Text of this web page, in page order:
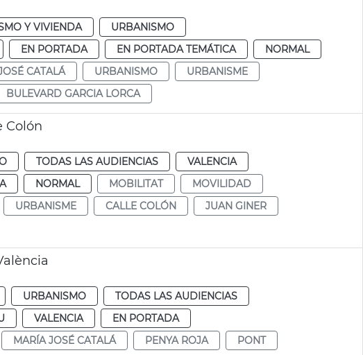
Y VIVIENDA
URBANISMO
EN PORTADA EN PORTADA TEMÁTICA
NORMAL
CATALÁ URBANISMO
URBANISME
BULEVARD GARCIA LORCA
Colón
TODAS LAS AUDIENCIAS
VALENCIA
NORMAL MOBILITAT
MOVILIDAD
URBANISME CALLE COLÓN
JUAN GINER
URBANISMO
TODAS LAS AUDIENCIAS
VALENCIA
EN PORTADA
MARÍA JOSÉ CATALÁ PENYA ROJA
PONT